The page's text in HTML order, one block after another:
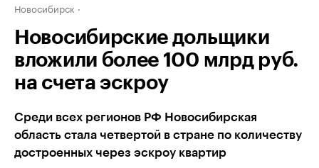
Новосибирск
Новосибирские дольщики
вложили более 100 млрд руб.
на счета эскроу
Среди всех регионов РФ Новосибирская
область стала четвертой в стране по количеству
достроенных через эскроу квартир